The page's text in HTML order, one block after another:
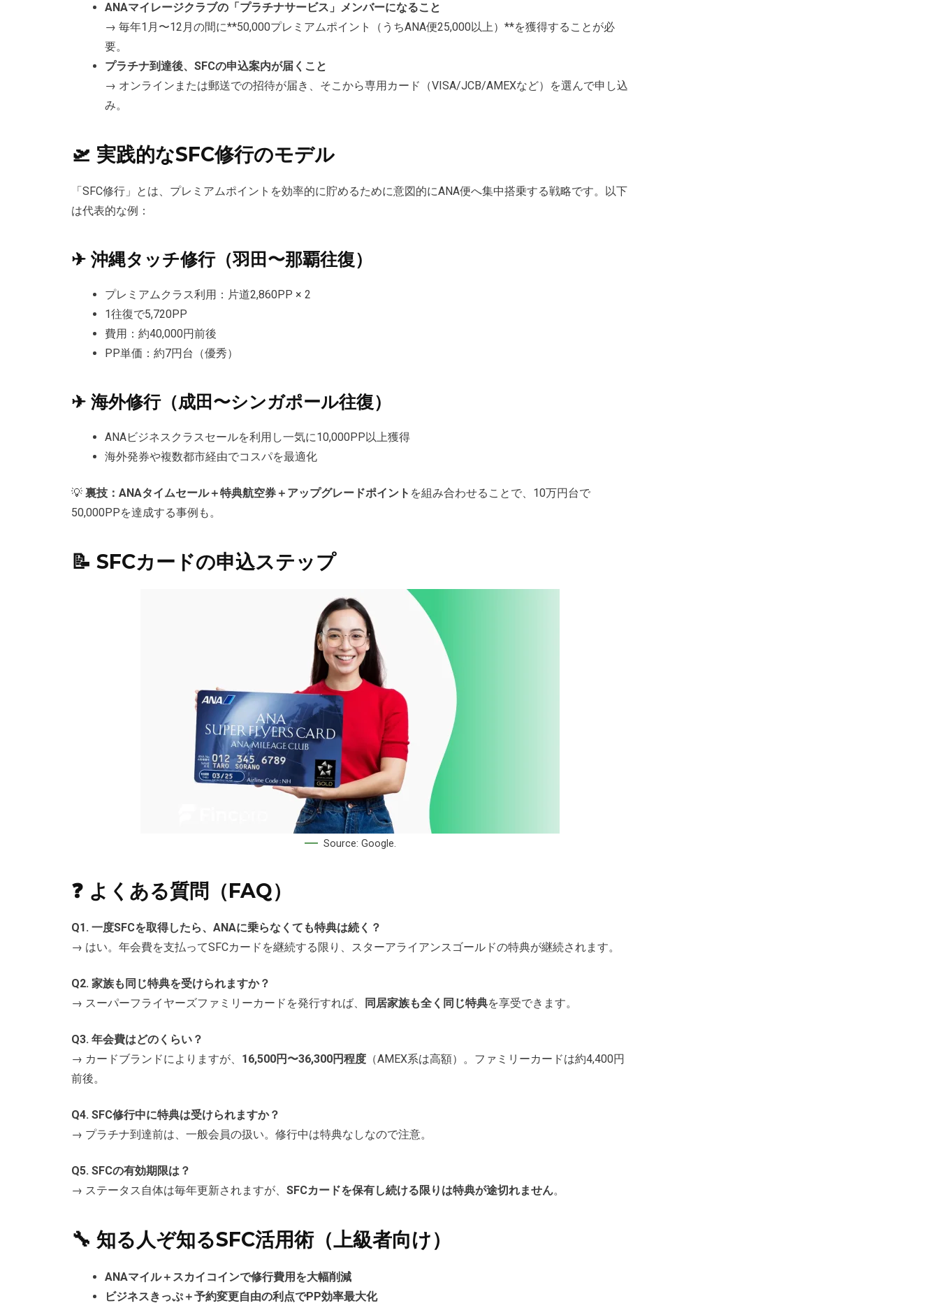
ANAマイレージクラブの「プラチナサービス」メンバーになること
→ 毎年1月〜12月の間に**50,000プレミアムポイント（うちANA便25,000以上）**を獲得することが必
要。
プラチナ到達後、SFCの申込案内が届くこと
→ オンラインまたは郵送での招待が届き、そこから専用カード（VISA/JCB/AMEXなど）を選んで申し込
み。
🛫 実践的なSFC修行のモデル
「SFC修行」とは、プレミアムポイントを効率的に貯めるために意図的にANA便へ集中搭乗する戦略です。以下
は代表的な例：
✈ 沖縄タッチ修行（羽田〜那覇往復）
プレミアムクラス利用：片道2,860PP × 2
1往復で5,720PP
費用：約40,000円前後
PP単価：約7円台（優秀）
✈ 海外修行（成田〜シンガポール往復）
ANAビジネスクラスセールを利用し一気に10,000PP以上獲得
海外発券や複数都市経由でコスパを最適化
💡 裏技：ANAタイムセール＋特典航空券＋アップグレードポイント を組み合わせることで、10万円台で
50,000PPを達成する事例も。
📝 SFCカードの申込ステップ
Source: Google.
❓ よくある質問（FAQ）
Q1. 一度SFCを取得したら、ANAに乗らなくても特典は続く？
→ はい。年会費を支払ってSFCカードを継続する限り、スターアライアンスゴールドの特典が継続されます。
Q2. 家族も同じ特典を受けられますか？
→ スーパーフライヤーズファミリーカードを発行すれば、
同居家族も全く同じ特典を享受できます。
Q3. 年会費はどのくらい？
→ カードブランドによりますが、 16,500円〜36,300円程度 （AMEX系は高額）。ファミリーカードは約4,400円
前後。
Q4. SFC修行中に特典は受けられますか？
→ プラチナ到達前は、一般会員の扱い。修行中は特典なしなので注意。
Q5. SFCの有効期限は？
→ ステータス自体は毎年更新されますが、 SFCカードを保有し続ける限りは特典が途切れません。
🔧 知る人ぞ知るSFC活用術（上級者向け）
ANAマイル＋スカイコインで修行費用を大幅削減
ビジネスきっぷ＋予約変更自由の利点でPP効率最大化